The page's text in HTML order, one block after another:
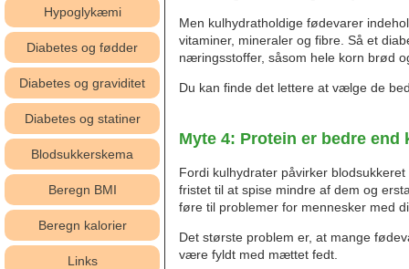
Hypoglykæmi
Diabetes og fødder
Diabetes og graviditet
Diabetes og statiner
Blodsukkerskema
Beregn BMI
Beregn kalorier
Links
Men kulhydratholdige fødevarer
vitaminer, mineraler og fibre. Så et
næringsstoffer, såsom hele korn brød
Du kan finde det lettere at vælge de
Myte 4: Protein er bedre
Fordi kulhydrater påvirker
fristet til at spise mindre af dem og
føre til problemer for mennesker med
Det største problem er, at mange
være fyldt med mættet fedt.